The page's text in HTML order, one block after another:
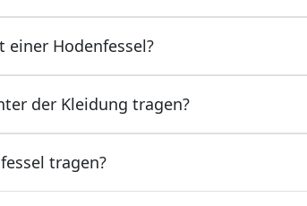
Hodenfessel?
der Kleidung tragen?
tragen?